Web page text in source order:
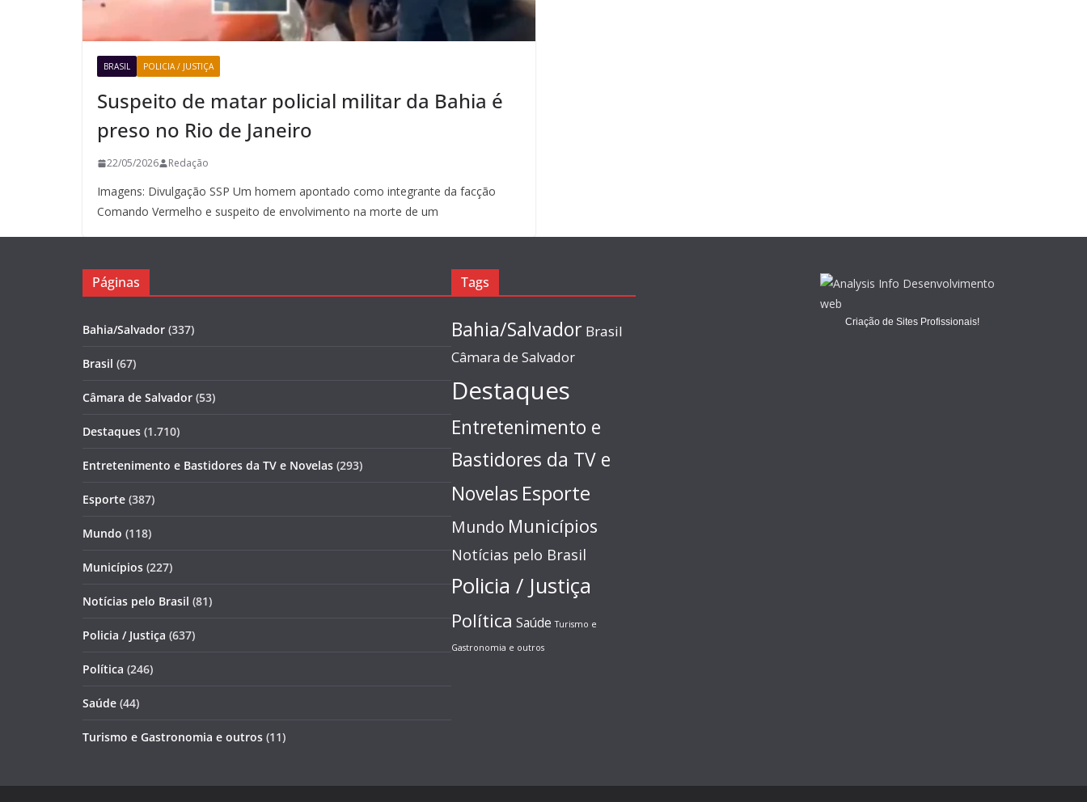
BRASIL POLICIA / JUSTIÇA
Suspeito de matar policial militar da Bahia é
preso no Rio de Janeiro
22/05/2026 Redação
Imagens: Divulgação SSP Um homem apontado como integrante da facção
Comando Vermelho e suspeito de envolvimento na morte de um
Páginas
Bahia/Salvador (337)
Brasil (67)
Câmara de Salvador (53)
Destaques (1.710)
Entretenimento e Bastidores da TV e Novelas (293)
Esporte (387)
Mundo (118)
Municípios (227)
Notícias pelo Brasil (81)
Policia / Justiça (637)
Política (246)
Saúde (44)
Turismo e Gastronomia e outros (11)
Tags
Bahia/Salvador Brasil
Câmara de Salvador
Destaques
Entretenimento e
Bastidores da TV e
Novelas Esporte
Mundo Municípios
Notícias pelo Brasil
Policia / Justiça
Política Saúde Turismo e
Gastronomia e outros
Criação de Sites Profissionais!